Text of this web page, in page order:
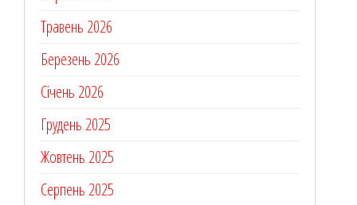
Травень 2026
Березень 2026
Січень 2026
Грудень 2025
Жовтень 2025
Серпень 2025